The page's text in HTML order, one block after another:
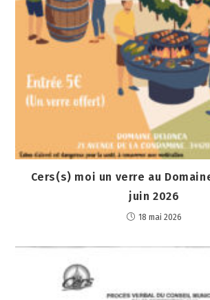
Cers(s) moi un verre au
juin 2026
18 mai 2026